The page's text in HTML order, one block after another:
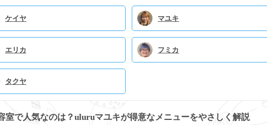
ケイヤ マユキ
エリカ フミカ
タクヤ
室で人気なのは？uluruマユキが得意なメニューをやさしく解説